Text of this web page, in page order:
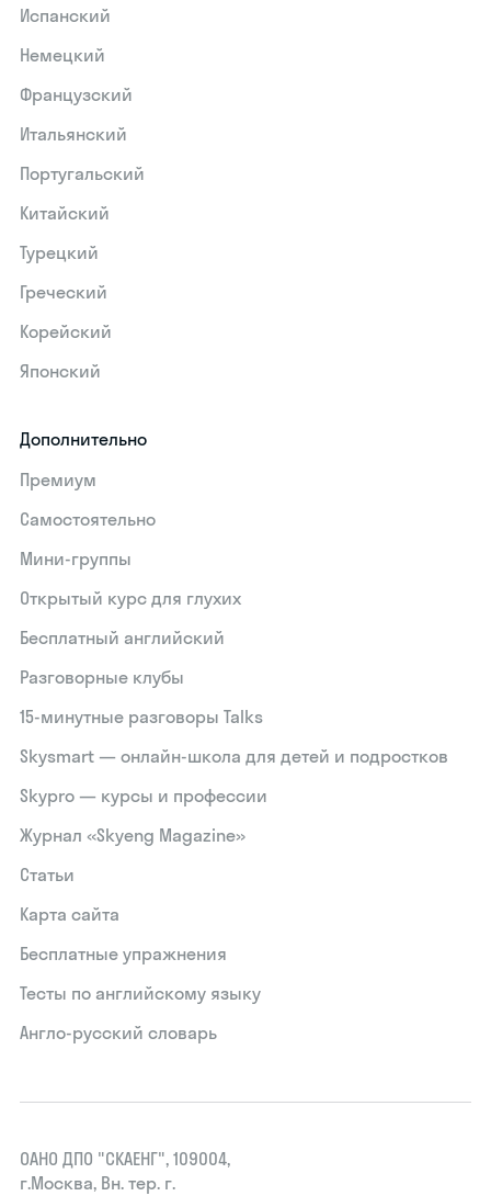
Испанский
Немецкий
Французский
Итальянский
Португальский
Китайский
Турецкий
Греческий
Корейский
Японский
Дополнительно
Премиум
Самостоятельно
Мини-группы
Открытый курс для глухих
Бесплатный английский
Разговорные клубы
15‑минутные разговоры Talks
Skysmart — онлайн-школа для детей и подростков
Skypro — курсы и профессии
Журнал «Skyeng Magazine»
Статьи
Карта сайта
Бесплатные упражнения
Тесты по английскому языку
Англо-русский словарь
ОАНО ДПО "СКАЕНГ", 109004,
г.Москва, Вн. тер. г.